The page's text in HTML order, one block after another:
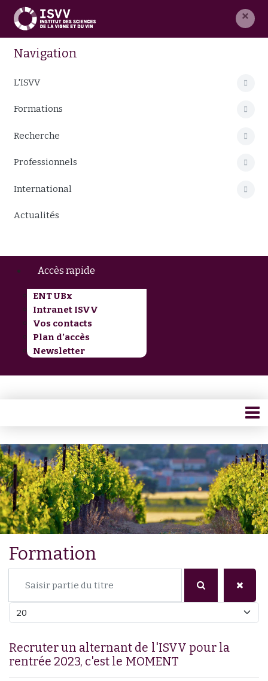
×
Navigation
L'ISVV
Formations
Recherche
Professionnels
International
Actualités
Accès rapide
ENT UBx
Intranet ISVV
Vos contacts
Plan d’accès
Newsletter
Formation
Afficher #
Recruter un alternant de l'ISVV pour la
rentrée 2023, c'est le MOMENT